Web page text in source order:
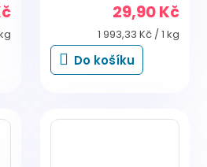
29,90 Kč
Měrná
cena:
1 993,33 Kč / 1 kg
Do košíku